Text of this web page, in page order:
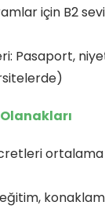
için B2
Pasaport,
ortalama
eğitim,